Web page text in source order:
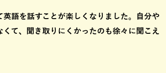
語を話すことが楽しくなりました。自分や
て、聞き取りにくかったのも徐々に聞こえ